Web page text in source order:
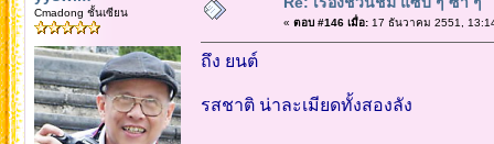
Cmadong ชั้นเซียน
« ตอบ #146 เมื่อ:17 ธันวาคม 2551,
ถึง ยนต์
รสชาติ น่าละเมียดทั้งสองลัง